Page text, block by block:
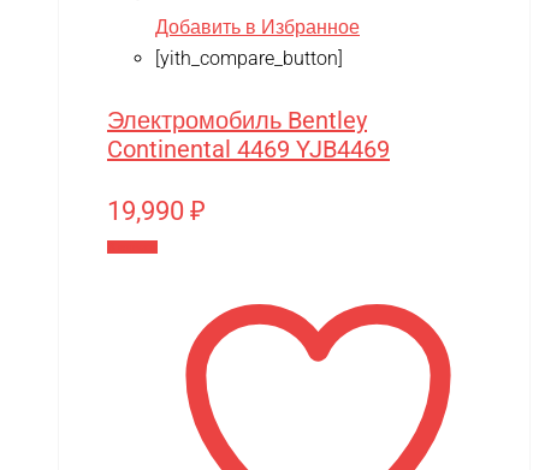
Добавить в Избранное
[yith_compare_button]
Электромобиль Bentley
Continental 4469 YJB4469
19,990 ₽